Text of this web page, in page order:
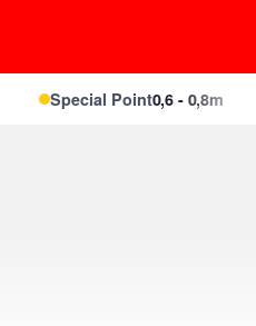
Special Point0,6 - 0,8m